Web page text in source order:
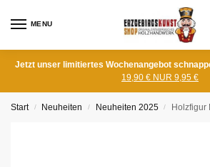
MENU
Jetzt unser limitiertes Wochenangebot
19,90 € NUR 9,95 €
Start / Neuheiten / Neuheiten 2025 / Holzfigur